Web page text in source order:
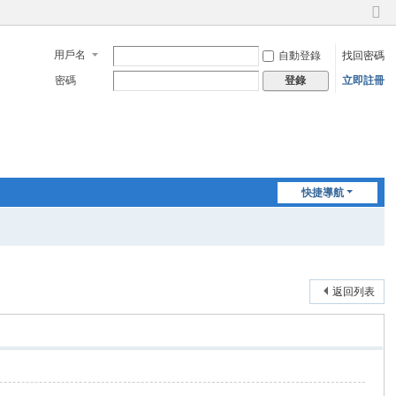
切
到
窄
用戶名 自動登錄
找回密碼
密碼
登錄 立即註冊
快捷導航
返回列表